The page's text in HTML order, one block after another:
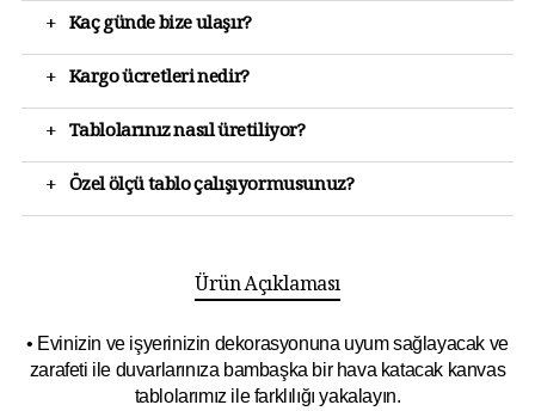
+ Kaç günde bize ulaşır?
+ Kargo ücretleri nedir?
+ Tablolarınız nasıl üretiliyor?
+ Özel ölçü tablo çalışıyormusunuz?
Ürün Açıklaması
• Evinizin ve işyerinizin dekorasyonuna uyum sağlayacak ve
zarafeti ile duvarlarınıza bambaşka bir hava katacak kanvas
tablolarımız ile farklılığı yakalayın.